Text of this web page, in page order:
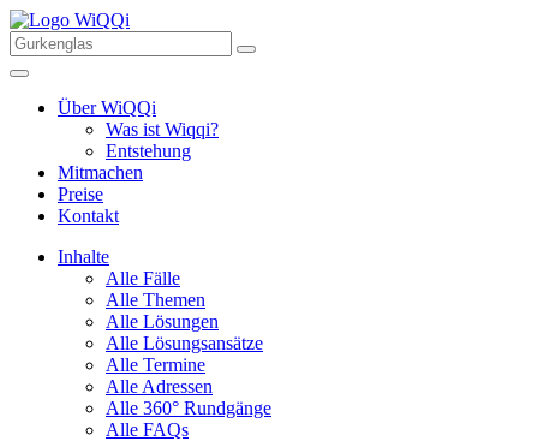
Über WiQQi
Was ist Wiqqi?
Entstehung
Mitmachen
Preise
Kontakt
Inhalte
Alle Fälle
Alle Themen
Alle Lösungen
Alle Lösungsansätze
Alle Termine
Alle Adressen
Alle 360° Rundgänge
Alle FAQs